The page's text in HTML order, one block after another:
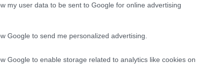
my user data to be sent to Google for online advertising
Google to send me personalized advertising.
Google to enable storage related to analytics like cookies on